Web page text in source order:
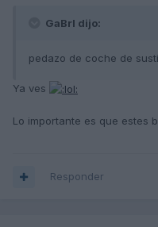
GaBrI dijo:
pedazo de coche de
Ya ves
Lo importante es que estes
Responder